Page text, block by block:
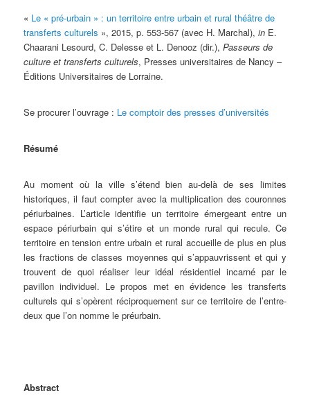
« Le « pré-urbain » : un territoire entre urbain et rural théâtre de
transferts culturels », 2015, p. 553-567 (avec H. Marchal),in E.
Chaarani Lesourd, C. Delesse et L. Denooz (dir.),Passeurs de
culture et transferts culturels, Presses universitaires de Nancy –
Éditions Universitaires de Lorraine.
Se procurer l’ouvrage : Le comptoir des presses d’universités
Résumé
Au moment où la ville s’étend bien au-delà de ses limites
historiques, il faut compter avec la multiplication des couronnes
périurbaines. L’article identifie un territoire émergeant entre un
espace périurbain qui s’étire et un monde rural qui recule. Ce
territoire en tension entre urbain et rural accueille de plus en plus
les fractions de classes moyennes qui s’appauvrissent et qui y
trouvent de quoi réaliser leur idéal résidentiel incarné par le
pavillon individuel. Le propos met en évidence les transferts
culturels qui s’opèrent réciproquement sur ce territoire de l’entre-
deux que l’on nomme le préurbain.
Abstract